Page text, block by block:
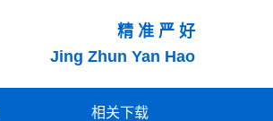
精 准 严 好
Jing Zhun Yan Hao
相关下载